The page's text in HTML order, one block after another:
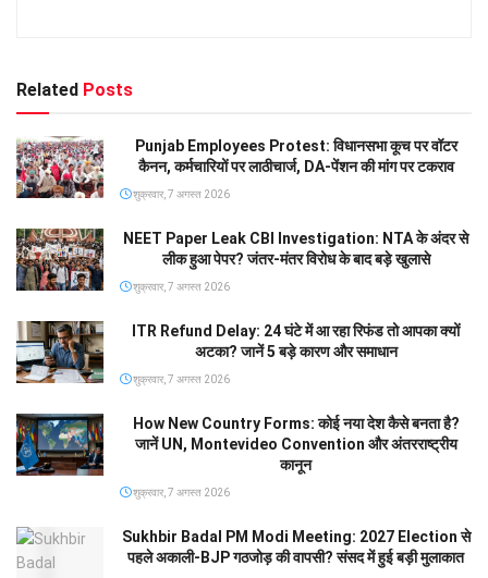
Related Posts
Punjab Employees Protest: विधानसभा कूच पर वॉटर
कैनन, कर्मचारियों पर लाठीचार्ज, DA-पेंशन की मांग पर टकराव
शुक्रवार, 7 अगस्त 2026
NEET Paper Leak CBI Investigation: NTA के अंदर से
लीक हुआ पेपर? जंतर-मंतर विरोध के बाद बड़े खुलासे
शुक्रवार, 7 अगस्त 2026
ITR Refund Delay: 24 घंटे में आ रहा रिफंड तो आपका क्यों
अटका? जानें 5 बड़े कारण और समाधान
शुक्रवार, 7 अगस्त 2026
How New Country Forms: कोई नया देश कैसे बनता है?
जानें UN, Montevideo Convention और अंतरराष्ट्रीय
कानून
शुक्रवार, 7 अगस्त 2026
Sukhbir Badal PM Modi Meeting: 2027 Election से
पहले अकाली-BJP गठजोड़ की वापसी? संसद में हुई बड़ी मुलाकात